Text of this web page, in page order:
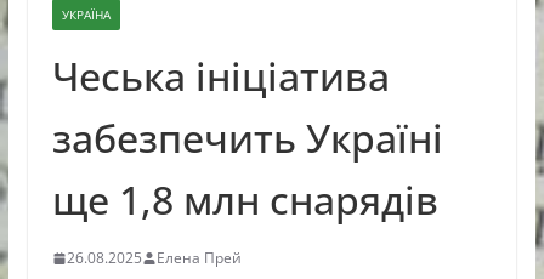
УКРАЇНА
Чеська ініціатива
забезпечить Україні
ще 1,8 млн снарядів
26.08.2025 Елена Прей